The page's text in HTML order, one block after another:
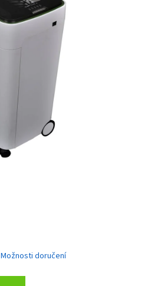
Možnosti doručení